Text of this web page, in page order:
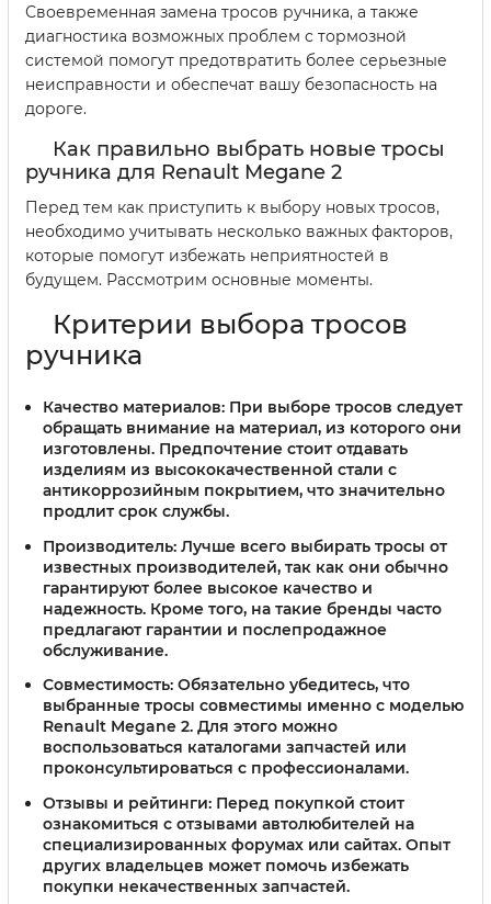
Своевременная замена тросов ручника, а также
диагностика возможных проблем с тормозной
системой помогут предотвратить более серьезные
неисправности и обеспечат вашу безопасность на
дороге.
Как правильно выбрать новые тросы
ручника для Renault Megane 2
Перед тем как приступить к выбору новых тросов,
необходимо учитывать несколько важных факторов,
которые помогут избежать неприятностей в
будущем. Рассмотрим основные моменты.
Критерии выбора тросов
ручника
Качество материалов: При выборе тросов следует
обращать внимание на материал, из которого они
изготовлены. Предпочтение стоит отдавать
изделиям из высококачественной стали с
антикоррозийным покрытием, что значительно
продлит срок службы.
Производитель: Лучше всего выбирать тросы от
известных производителей, так как они обычно
гарантируют более высокое качество и
надежность. Кроме того, на такие бренды часто
предлагают гарантии и послепродажное
обслуживание.
Совместимость: Обязательно убедитесь, что
выбранные тросы совместимы именно с моделью
Renault Megane 2. Для этого можно
воспользоваться каталогами запчастей или
проконсультироваться с профессионалами.
Отзывы и рейтинги: Перед покупкой стоит
ознакомиться с отзывами автолюбителей на
специализированных форумах или сайтах. Опыт
других владельцев может помочь избежать
покупки некачественных запчастей.